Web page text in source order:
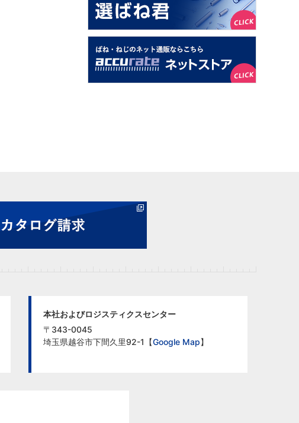
本社およびロジスティクスセンター
〒343-0045
埼玉県越谷市下間久里92-1【Google Map】